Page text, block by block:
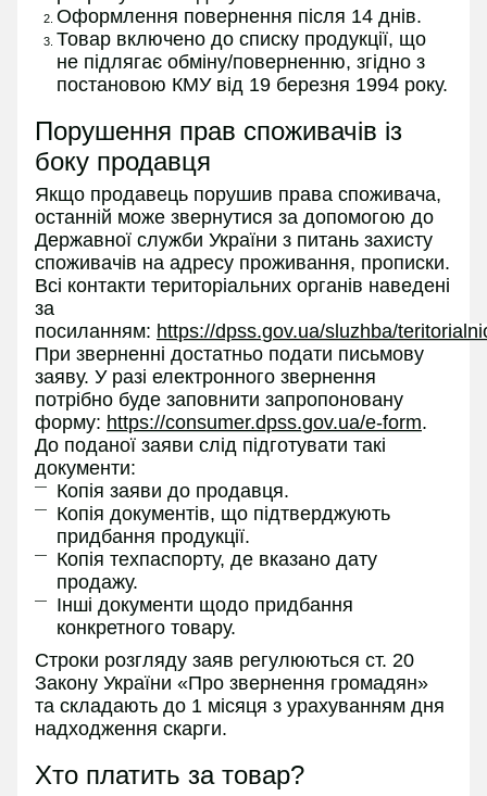
Оформлення повернення після 14 днів.
Товар включено до списку продукції, що
не підлягає обміну/поверненню, згідно з
постановою КМУ від 19 березня 1994 року.
Порушення прав споживачів із
боку продавця
Якщо продавець порушив права споживача,
останній може звернутися за допомогою до
Державної служби України з питань захисту
споживачів на адресу проживання, прописки.
Всі контакти територіальних органів наведені
за
посиланням: https://dpss.gov.ua/sluzhba/
При зверненні достатньо подати письмову
заяву. У разі електронного звернення
потрібно буде заповнити запропоновану
форму: https://consumer.dpss.gov.ua/e-form.
До поданої заяви слід підготувати такі
документи:
Копія заяви до продавця.
Копія документів, що підтверджують
придбання продукції.
Копія техпаспорту, де вказано дату
продажу.
Інші документи щодо придбання
конкретного товару.
Строки розгляду заяв регулюються ст. 20
Закону України «Про звернення громадян»
та складають до 1 місяця з урахуванням дня
надходження скарги.
Хто платить за товар?